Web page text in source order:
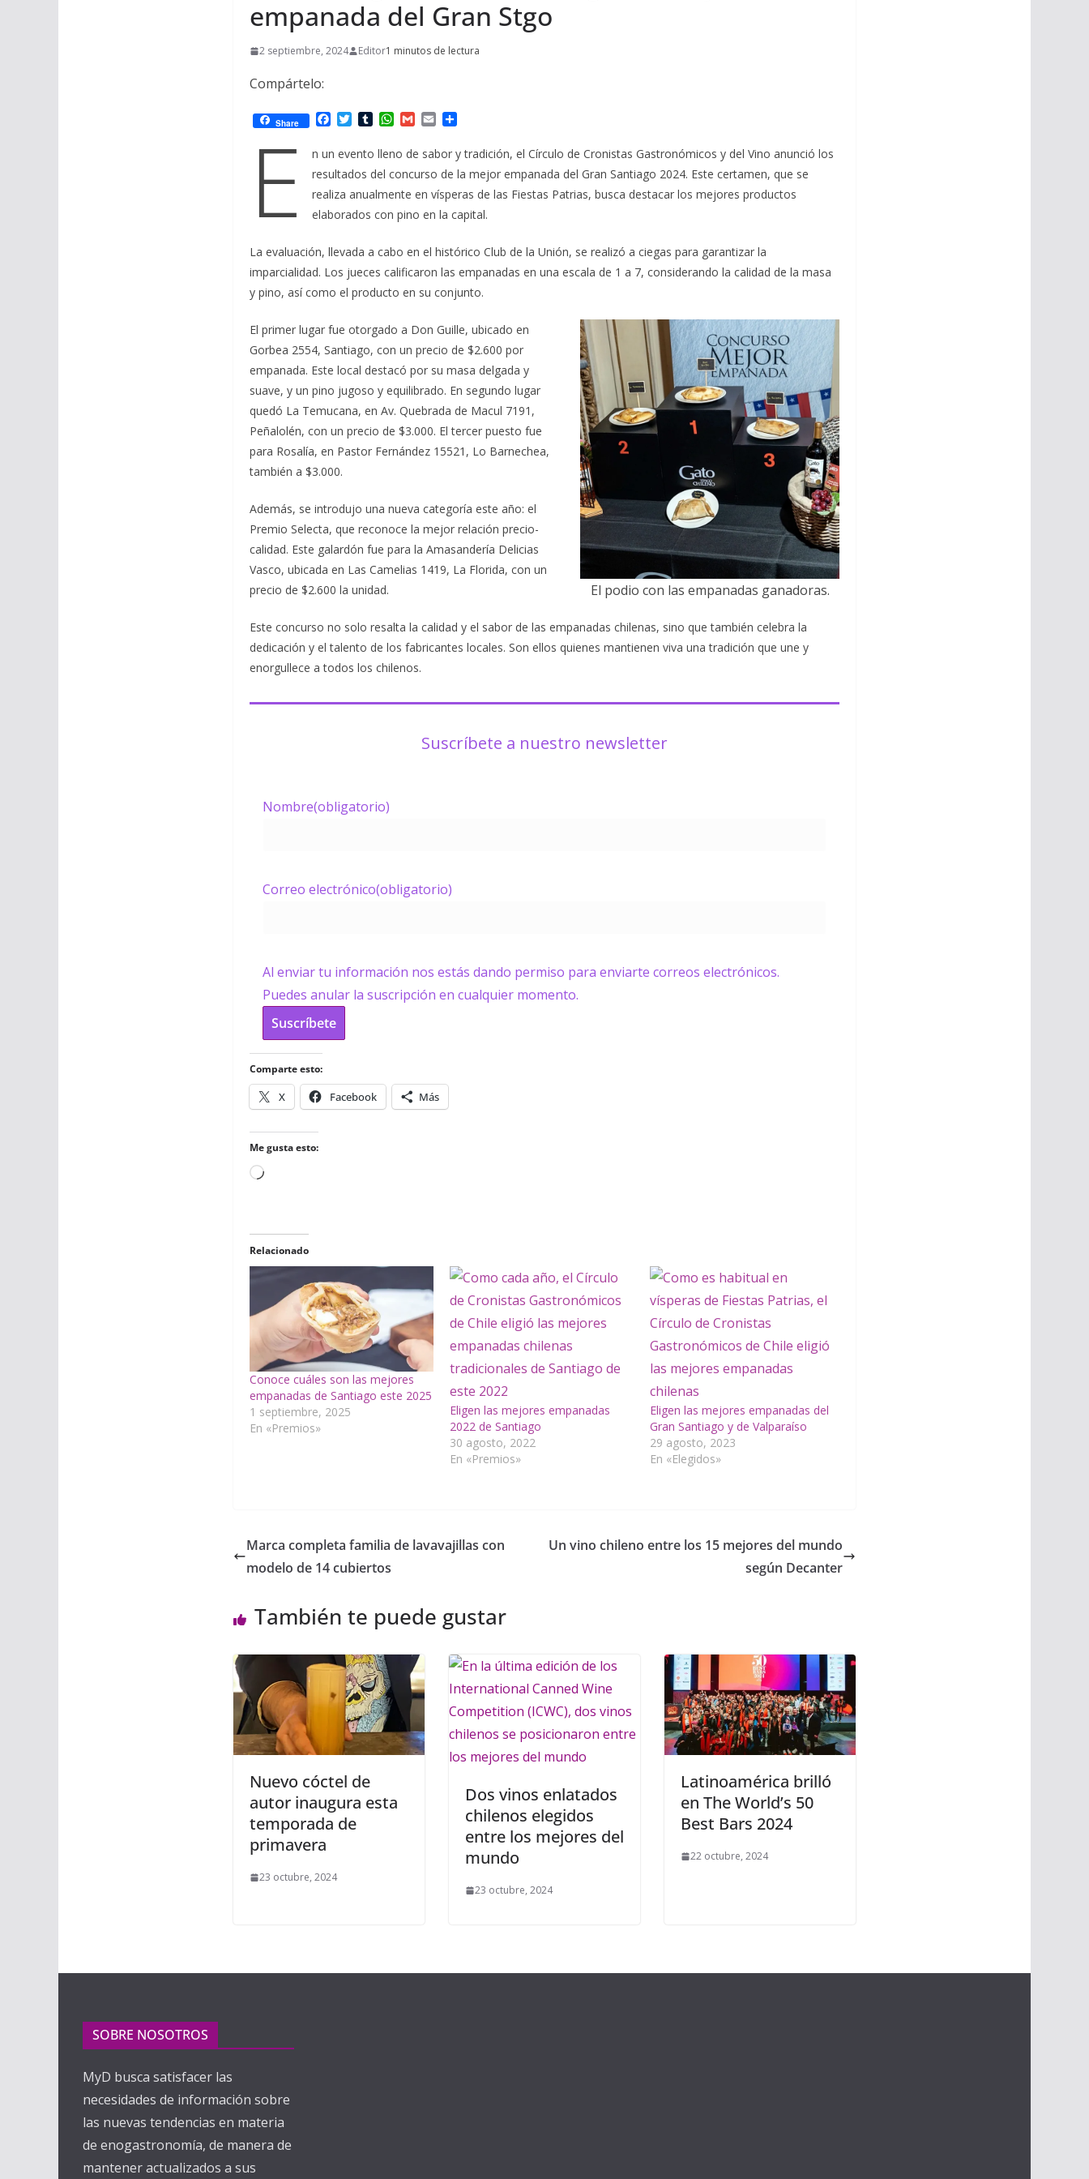
empanada del Gran Stgo
2 septiembre, 2024 Editor1 minutos de lectura
Compártelo:
Share
c
e
b
o
k
T
i
t
t
e
r
T
m
b
l
r
W
a
t
s
A
p
G
a
i
l
E
a
i
l
m
p
a
r
i
E
n un evento lleno de sabor y tradición, el Círculo de Cronistas Gastronómicos y del Vino anunció los
resultados del concurso de la mejor empanada del Gran Santiago 2024. Este certamen, que se
realiza anualmente en vísperas de las Fiestas Patrias, busca destacar los mejores productos
elaborados con pino en la capital.
La evaluación, llevada a cabo en el histórico Club de la Unión, se realizó a ciegas para garantizar la
imparcialidad. Los jueces calificaron las empanadas en una escala de 1 a 7, considerando la calidad de la masa
y pino, así como el producto en su conjunto.
El podio con las empanadas ganadoras.
El primer lugar fue otorgado a Don Guille, ubicado en
Gorbea 2554, Santiago, con un precio de $2.600 por
empanada. Este local destacó por su masa delgada y
suave, y un pino jugoso y equilibrado. En segundo lugar
quedó La Temucana, en Av. Quebrada de Macul 7191,
Peñalolén, con un precio de $3.000. El tercer puesto fue
para Rosalía, en Pastor Fernández 15521, Lo Barnechea,
también a $3.000.
Además, se introdujo una nueva categoría este año: el
Premio Selecta, que reconoce la mejor relación precio-
calidad. Este galardón fue para la Amasandería Delicias
Vasco, ubicada en Las Camelias 1419, La Florida, con un
precio de $2.600 la unidad.
Este concurso no solo resalta la calidad y el sabor de las empanadas chilenas, sino que también celebra la
dedicación y el talento de los fabricantes locales. Son ellos quienes mantienen viva una tradición que une y
enorgullece a todos los chilenos.
Suscríbete a nuestro newsletter
Nombre(obligatorio)
Correo electrónico(obligatorio)
Al enviar tu información nos estás dando permiso para enviarte correos electrónicos.
Puedes anular la suscripción en cualquier momento.
Suscríbete
Comparte esto:
X Facebook Más
Me gusta esto:
Cargando...
Relacionado
Conoce cuáles son las mejores
empanadas de Santiago este 2025
1 septiembre, 2025
En «Premios»
Eligen las mejores empanadas
2022 de Santiago
30 agosto, 2022
En «Premios»
Eligen las mejores empanadas del
Gran Santiago y de Valparaíso
29 agosto, 2023
En «Elegidos»
Marca completa familia de lavavajillas con
modelo de 14 cubiertos
Un vino chileno entre los 15 mejores del mundo
según Decanter
También te puede gustar
Nuevo cóctel de
autor inaugura esta
temporada de
primavera
23 octubre, 2024
Dos vinos enlatados
chilenos elegidos
entre los mejores del
mundo
23 octubre, 2024
Latinoamérica brilló
en The World’s 50
Best Bars 2024
22 octubre, 2024
SOBRE NOSOTROS
MyD busca satisfacer las
necesidades de información sobre
las nuevas tendencias en materia
de enogastronomía, de manera de
mantener actualizados a sus